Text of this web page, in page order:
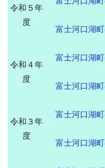
令和５年
度
富士河口湖
令和４年
度
富士河口湖
富士河口湖
令和３年
度
富士河口湖
富士河口湖